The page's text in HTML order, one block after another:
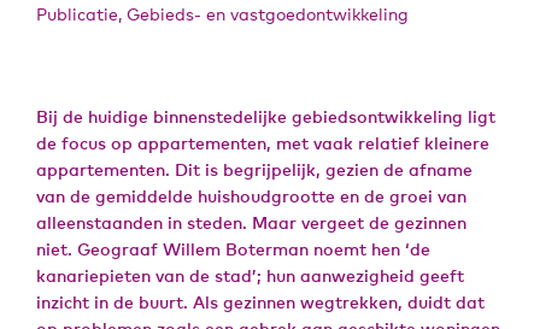
Publicatie, Gebieds- en vastgoedontwikkeling
Bij de huidige binnenstedelijke gebiedsontwikkeling ligt
de focus op appartementen, met vaak relatief kleinere
appartementen. Dit is begrijpelijk, gezien de afname
van de gemiddelde huishoudgrootte en de groei van
alleenstaanden in steden. Maar vergeet de gezinnen
niet. Geograaf Willem Boterman noemt hen ‘de
kanariepieten van de stad’; hun aanwezigheid geeft
inzicht in de buurt. Als gezinnen wegtrekken, duidt dat